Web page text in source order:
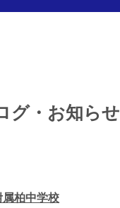
グ・お知らせ
柏中学校